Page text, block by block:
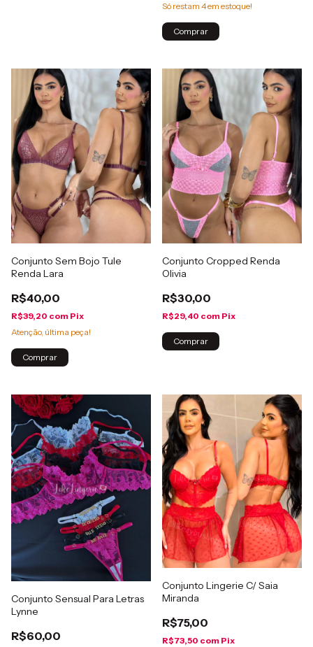
Só restam 4em estoque!
Comprar
Conjunto Sem Bojo Tule
Renda Lara
R$40,00
R$39,20 com Pix
Atenção, última peça!
Comprar
Conjunto Cropped Renda
Olivia
R$30,00
R$29,40 com Pix
Comprar
Conjunto Sensual Para Letras
Lynne
R$60,00
Conjunto Lingerie C/ Saia
Miranda
R$75,00
R$73,50 com Pix